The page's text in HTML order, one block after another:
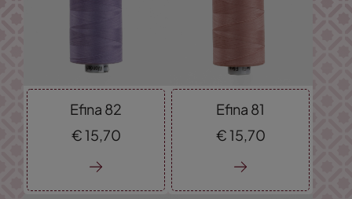
Efina 82
€15,70
Efina 81
€15,70